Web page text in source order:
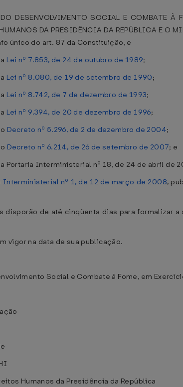
DESENVOLVIMENTO SOCIAL E COMBATE
DA PRESIDÊNCIA DA REPÚBLICA E
único do art. 87 da Constituição, e
Lei nº 7.853, de 24 de outubro de 1989;
Lei nº 8.080, de 19 de setembro de 1990;
Lei nº 8.742, de 7 de dezembro de 1993;
Lei nº 9.394, de 20 de dezembro de 1996;
Decreto nº 5.296, de 2 de dezembro de 2004;
Decreto nº 6.214, de 26 de setembro de 2007; e
Portaria Interministerial nº 18, de 24 de abril de
Interministerial nº 1, de 12 de março de 2008,
disporão de até cinqüenta dias para formalizar a
vigor na data de sua publicação.
Social e Combate à Fome, em
Humanos da Presidência da República